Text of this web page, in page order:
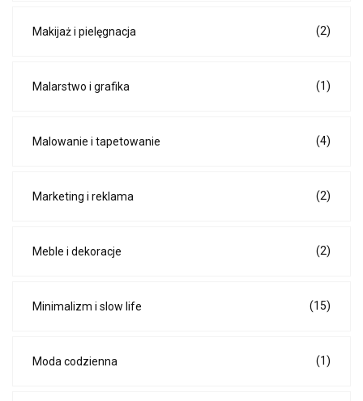
Makijaż i pielęgnacja (2)
Malarstwo i grafika (1)
Malowanie i tapetowanie (4)
Marketing i reklama (2)
Meble i dekoracje (2)
Minimalizm i slow life (15)
Moda codzienna (1)